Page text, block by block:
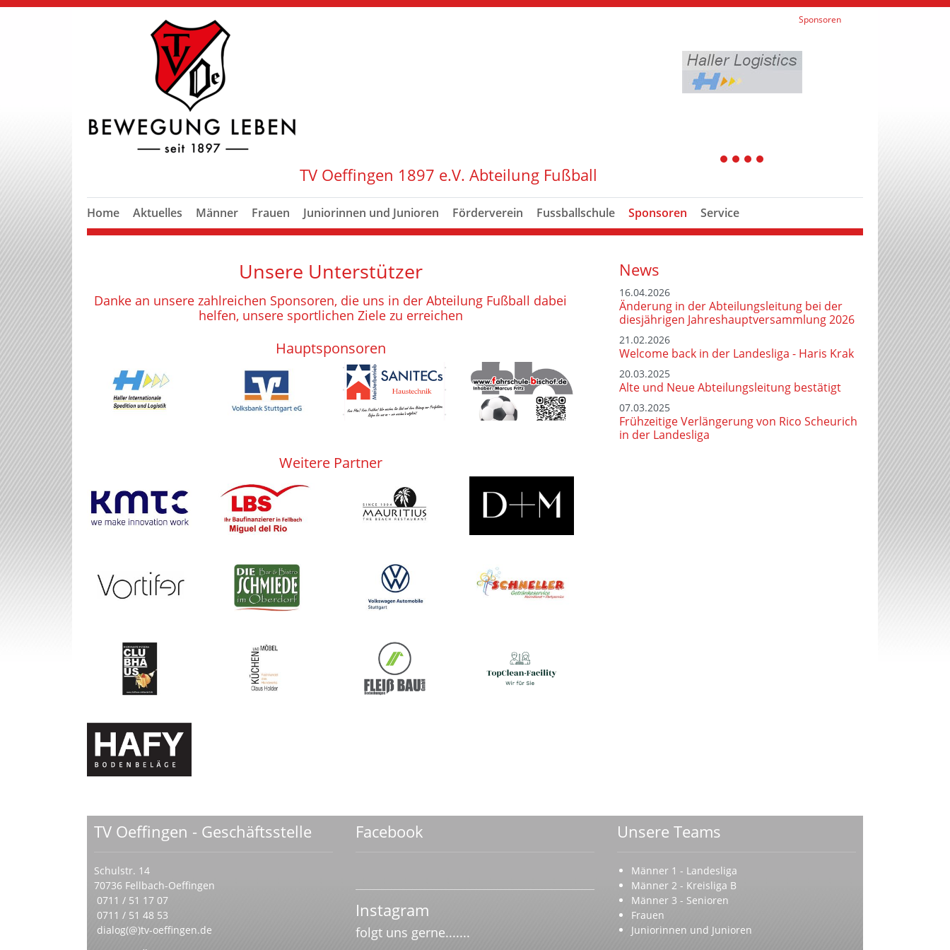
Sponsoren
TV Oeffingen 1897 e.V. Abteilung Fußball 1 2 3 4
Home Aktuelles Männer Frauen Juniorinnen und Junioren Förderverein Fussballschule Sponsoren Service
Unsere Unterstützer
Danke an unsere zahlreichen Sponsoren, die uns in der Abteilung Fußball dabei
helfen, unsere sportlichen Ziele zu erreichen
Hauptsponsoren
Weitere Partner
News
16.04.2026
Änderung in der Abteilungsleitung bei der
diesjährigen Jahreshauptversammlung 2026
21.02.2026
Welcome back in der Landesliga - Haris Krak
20.03.2025
Alte und Neue Abteilungsleitung bestätigt
07.03.2025
Frühzeitige Verlängerung von Rico Scheurich
in der Landesliga
TV Oeffingen - Geschäftsstelle
Schulstr. 14
70736 Fellbach-Oeffingen
0711 / 51 17 07
0711 / 51 48 53
dialog(@)tv-oeffingen.de
Facebook
Instagram
folgt uns gerne.......
Unsere Teams
Männer 1 - Landesliga
Männer 2 - Kreisliga B
Männer 3 - Senioren
Frauen
Juniorinnen und Junioren